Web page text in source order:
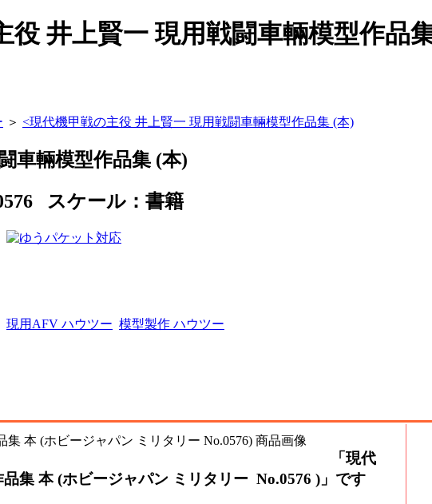
役 井上賢一 現用戦闘車輛模型作品
＞ <現代機甲戦の主役 井上賢一 現用戦闘車輛模型作品集 (本)
車輛模型作品集 (本)
スケール：書籍
現用AFV ハウツー 模型製作 ハウツー
「現代
集 本 (ホビージャパン ミリタリー No.0576 )」です